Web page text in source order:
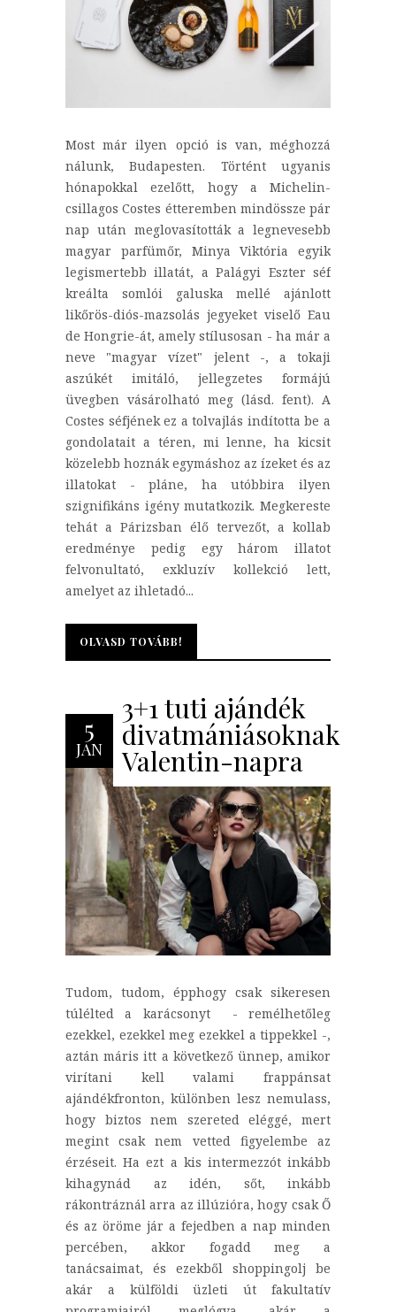
Most már ilyen opció is van, méghozzá
nálunk, Budapesten. Történt ugyanis
hónapokkal ezelőtt, hogy a Michelin-
csillagos Costes étteremben mindössze pár
nap után meglovasították a legnevesebb
magyar parfümőr, Minya Viktória egyik
legismertebb illatát, a Palágyi Eszter séf
kreálta somlói galuska mellé ajánlott
likőrös-diós-mazsolás jegyeket viselő Eau
de Hongrie-át, amely stílusosan - ha már a
neve "magyar vízet" jelent -, a tokaji
aszúkét imitáló, jellegzetes formájú
üvegben vásárolható meg (lásd. fent). A
Costes séfjének ez a tolvajlás indította be a
gondolatait a téren, mi lenne, ha kicsit
közelebb hoznák egymáshoz az ízeket és az
illatokat - pláne, ha utóbbira ilyen
szignifikáns igény mutatkozik. Megkereste
tehát a Párizsban élő tervezőt, a kollab
eredménye pedig egy három illatot
felvonultató, exkluzív kollekció lett,
amelyet az ihletadó...
OLVASD TOVÁBB!
OLVASD TOVÁBB!
5
JAN
3+1 tuti ajándék
divatmániásoknak
Valentin-napra
Tudom, tudom, épphogy csak sikeresen
túlélted a karácsonyt - remélhetőleg
ezekkel, ezekkel meg ezekkel a tippekkel -,
aztán máris itt a következő ünnep, amikor
virítani kell valami frappánsat
ajándékfronton, különben lesz nemulass,
hogy biztos nem szereted eléggé, mert
megint csak nem vetted figyelembe az
érzéseit. Ha ezt a kis intermezzót inkább
kihagynád az idén, sőt, inkább
rákontráznál arra az illúzióra, hogy csak Ő
és az öröme jár a fejedben a nap minden
percében, akkor fogadd meg a
tanácsaimat, és ezekből shoppingolj be
akár a külföldi üzleti út fakultatív